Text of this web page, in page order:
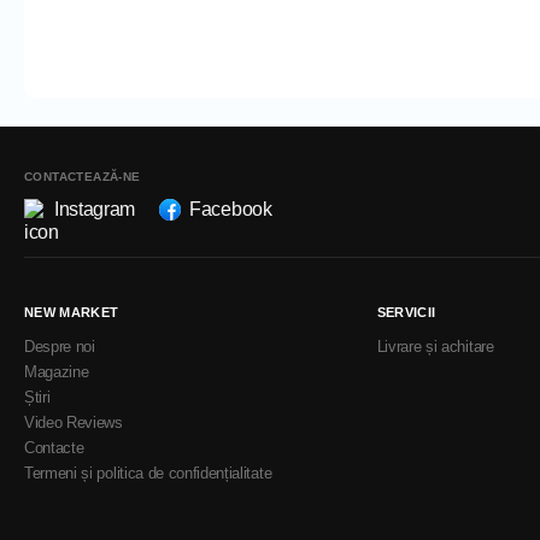
CONTACTEAZĂ-NE
Instagram Facebook
NEW MARKET
Despre noi
Magazine
Știri
Video Reviews
Contacte
Termeni și politica de confidențialitate
SERVICII
Livrare și achitare